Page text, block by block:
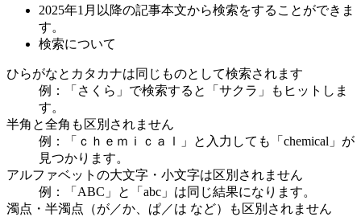
2025年1月以降の記事本文から検索をすることができま
す。
検索について
ひらがなとカタカナは同じものとして検索されます
例：「さくら」で検索すると「サクラ」もヒットしま
す。
半角と全角も区別されません
例：「ｃｈｅｍｉｃａｌ」と入力しても「chemical」が
見つかります。
アルファベットの大文字・小文字は区別されません
例：「ABC」と「abc」は同じ結果になります。
濁点・半濁点（が／か、ぱ／は など）も区別されません